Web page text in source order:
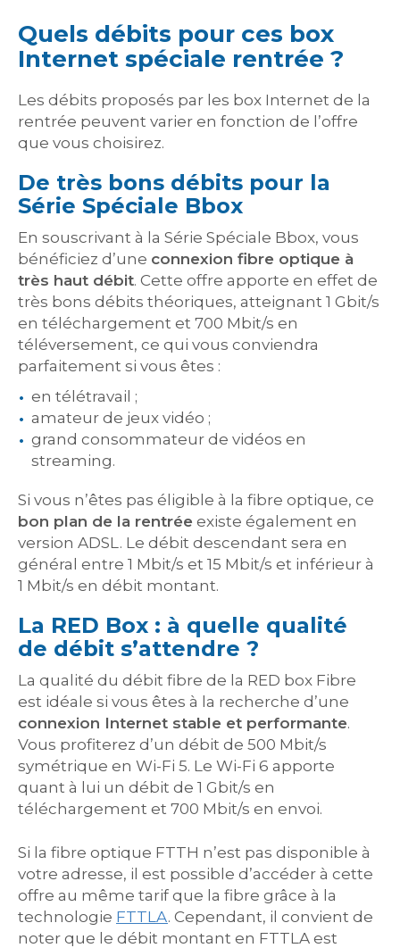
Quels débits pour ces box
Internet spéciale rentrée ?
Les débits proposés par les box Internet de la
rentrée peuvent varier en fonction de l’offre
que vous choisirez.
De très bons débits pour la
Série Spéciale Bbox
En souscrivant à la Série Spéciale Bbox, vous
bénéficiez d’une connexion fibre optique à
très haut débit. Cette offre apporte en effet de
très bons débits théoriques, atteignant 1 Gbit/s
en téléchargement et 700 Mbit/s en
téléversement, ce qui vous conviendra
parfaitement si vous êtes :
en télétravail ;
amateur de jeux vidéo ;
grand consommateur de vidéos en
streaming.
Si vous n’êtes pas éligible à la fibre optique, ce
bon plan de la rentrée existe également en
version ADSL. Le débit descendant sera en
général entre 1 Mbit/s et 15 Mbit/s et inférieur à
1 Mbit/s en débit montant.
La RED Box : à quelle qualité
de débit s’attendre ?
La qualité du débit fibre de la RED box Fibre
est idéale si vous êtes à la recherche d’une
connexion Internet stable et performante.
Vous profiterez d’un débit de 500 Mbit/s
symétrique en Wi-Fi 5. Le Wi-Fi 6 apporte
quant à lui un débit de 1 Gbit/s en
téléchargement et 700 Mbit/s en envoi.
Si la fibre optique FTTH n’est pas disponible à
votre adresse, il est possible d’accéder à cette
offre au même tarif que la fibre grâce à la
technologie FTTLA. Cependant, il convient de
noter que le débit montant en FTTLA est